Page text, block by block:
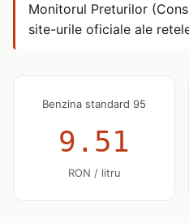
Monitorul Preturilor
site-urile oficiale ale
Benzina standard 95
9.51
RON / litru